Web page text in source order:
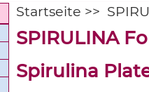
Startseite >>
SPIRULINA
Spirulina